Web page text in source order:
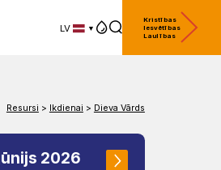
LV
Kristības
Iesvētības
Laulības
Resursi > Ikdienai > Dieva Vārds
2026